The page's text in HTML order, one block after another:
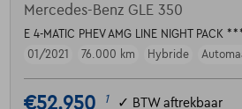
Mercedes-Benz GLE 350
E 4-MATIC PHEV AMG LINE NIGHT PACK
01/2021
76.000 km Hybride
€52.950 1 ✓ BTW aftrekbaar